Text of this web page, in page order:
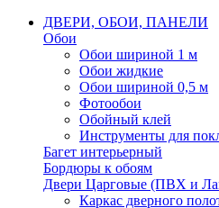
ДВЕРИ, ОБОИ, ПАНЕЛИ
Обои
Обои шириной 1 м
Обои жидкие
Обои шириной 0,5 м
Фотообои
Обойный клей
Инструменты для
Багет интерьерный
Бордюры к обоям
Двери Царговые (ПВХ и
Каркас дверного